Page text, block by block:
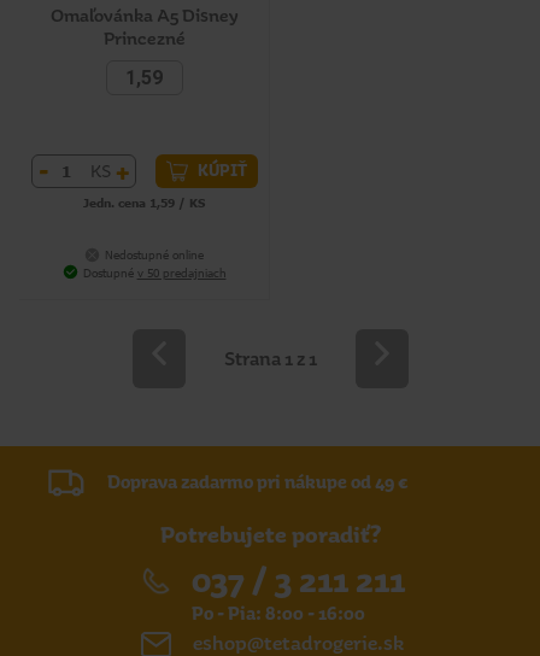
Omaľovánka A5 Disney
Princezné
1,59
- KS + KÚPIŤ
Jedn. cena 1,59 / KS
Nedostupné online
Dostupné v 50 predajniach
Strana 1 z 1
Doprava zadarmo pri nákupe od 49 €
Potrebujete poradiť?
037 / 3 211 211
Po - Pia: 8:00 - 16:00
eshop@tetadrogerie.sk